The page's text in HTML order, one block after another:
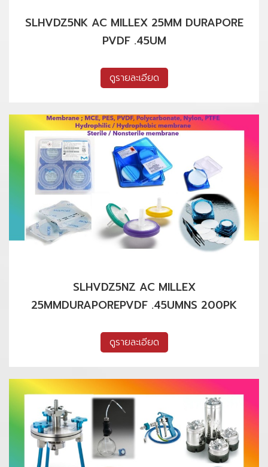
SLHVDZ5NK AC MILLEX 25MM DURAPORE
PVDF .45UM
ดูรายละเอียด
SLHVDZ5NZ AC MILLEX
25MMDURAPOREPVDF .45UMNS 200PK
ดูรายละเอียด